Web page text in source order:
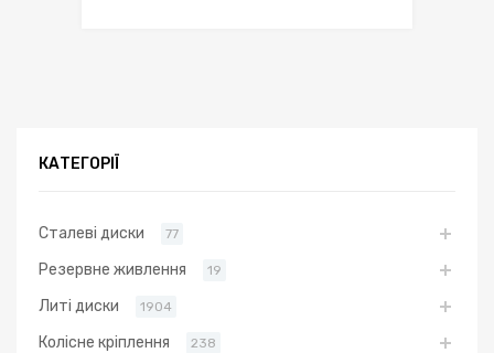
КАТЕГОРІЇ
Сталеві диски 77
Резервне живлення 19
Литі диски 1904
Колісне кріплення 238